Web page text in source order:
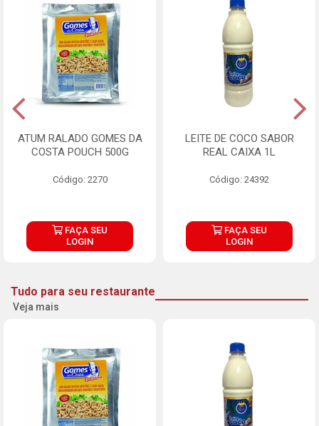
ATUM RALADO GOMES DA
COSTA POUCH 500G
Código: 2270
FAÇA SEU
LOGIN
LEITE DE COCO SABOR
REAL CAIXA 1L
Código: 24392
FAÇA SEU
LOGIN
Tudo para seu restaurante
Veja mais